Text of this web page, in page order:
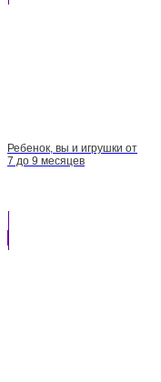
Ребенок, вы и игрушки от
7 до 9 месяцев